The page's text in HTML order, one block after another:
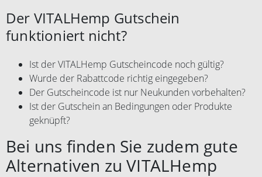
Der VITALHemp Gutschein
funktioniert nicht?
Ist der VITALHemp Gutscheincode noch gültig?
Wurde der Rabattcode richtig eingegeben?
Der Gutscheincode ist nur Neukunden vorbehalten?
Ist der Gutschein an Bedingungen oder Produkte
geknüpft?
Bei uns finden Sie zudem gute
Alternativen zu VITALHemp